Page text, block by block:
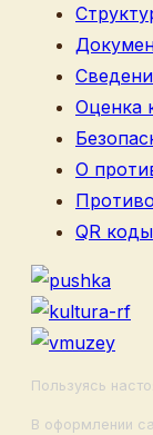
Оценка
О
QR коды
Пользуясь
В оформлении